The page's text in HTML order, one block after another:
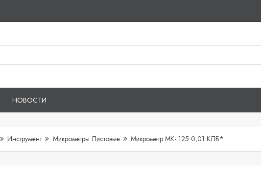
НОВОСТИ
Инструмент Микрометры Листовые Микрометр МК- 125 0,01 КЛБ*